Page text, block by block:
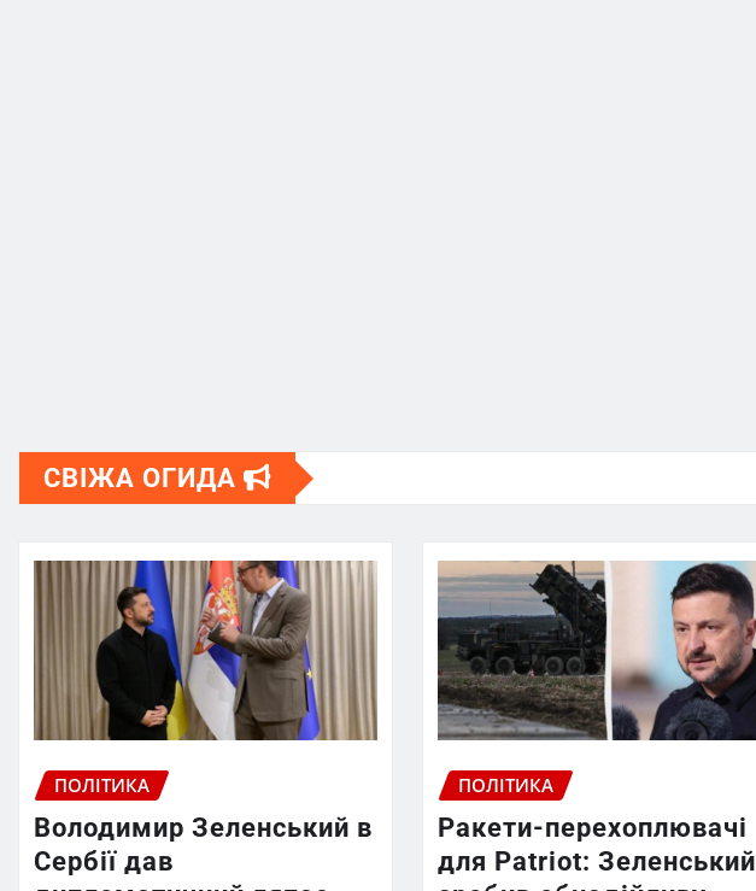
СВІЖА ОГИДА
ПОЛІТИКА
Володимир Зеленський в
Сербії дав
ПОЛІТИКА
Ракети-перехоплювачі
для Patriot: Зеленський